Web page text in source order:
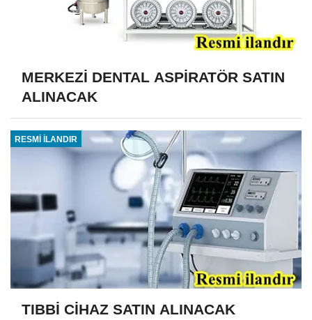
MERKEZİ DENTAL ASPİRATÖR SATIN
ALINACAK
RESMİ İLANDIR
TIBBİ CİHAZ SATIN ALINACAK